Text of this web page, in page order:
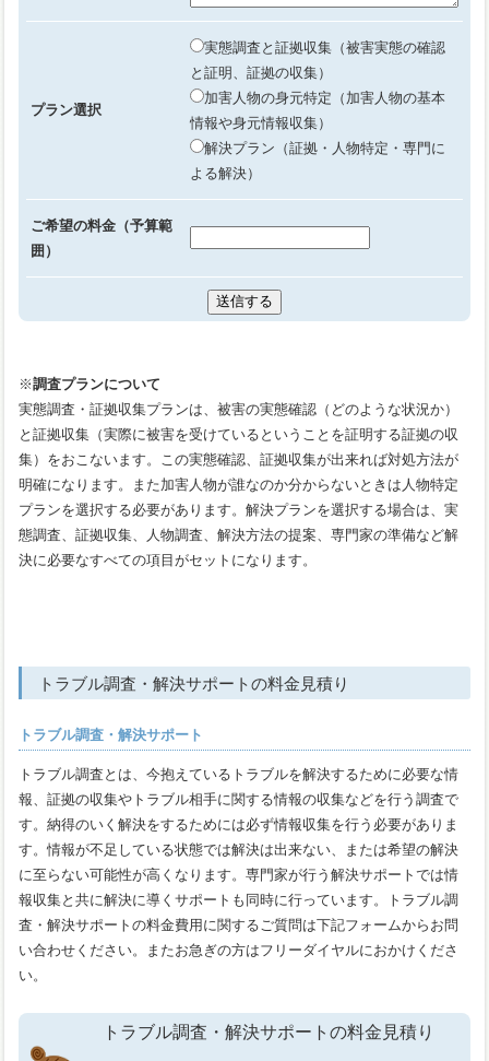
プラン選択
実態調査と証拠収集（被害実態の確認
と証明、証拠の収集）
加害人物の身元特定（加害人物の基本
情報や身元情報収集）
解決プラン（証拠・人物特定・専門に
よる解決）
ご希望の料金（予算範
囲）
※調査プランについて
実態調査・証拠収集プランは、被害の実態確認（どのような状況か）
と証拠収集（実際に被害を受けているということを証明する証拠の収
集）をおこないます。この実態確認、証拠収集が出来れば対処方法が
明確になります。また加害人物が誰なのか分からないときは人物特定
プランを選択する必要があります。解決プランを選択する場合は、実
態調査、証拠収集、人物調査、解決方法の提案、専門家の準備など解
決に必要なすべての項目がセットになります。
トラブル調査・解決サポートの料金見積り
トラブル調査・解決サポート
トラブル調査とは、今抱えているトラブルを解決するために必要な情
報、証拠の収集やトラブル相手に関する情報の収集などを行う調査で
す。納得のいく解決をするためには必ず情報収集を行う必要がありま
す。情報が不足している状態では解決は出来ない、または希望の解決
に至らない可能性が高くなります。専門家が行う解決サポートでは情
報収集と共に解決に導くサポートも同時に行っています。トラブル調
査・解決サポートの料金費用に関するご質問は下記フォームからお問
い合わせください。またお急ぎの方はフリーダイヤルにおかけくださ
い。
トラブル調査・解決サポートの料金見積り